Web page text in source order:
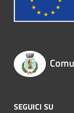
SEGUICI SU